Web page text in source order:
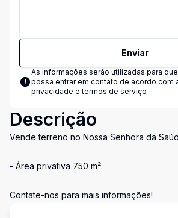
Enviar
As informações serão utilizadas para
possa entrar em contato de acordo com
privacidade e termos de serviço
Descrição
Vende terreno no Nossa Senhora da
- Área privativa 750 m².
Contate-nos para mais informações!